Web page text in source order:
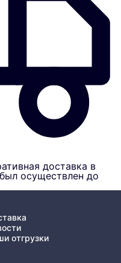
доставка в
осуществлен до
отгрузки